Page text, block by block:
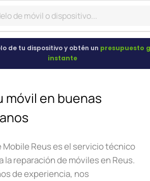
de tu dispositivo y obtén un presupuesto
instante
móvil en buenas
Mobile Reus es el servicio técnico
la reparación de móviles en Reus.
de experiencia, nos